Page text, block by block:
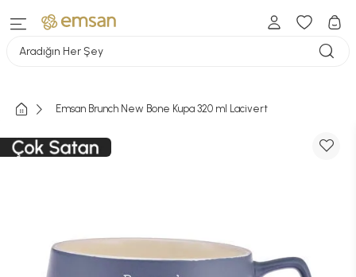
Aradığın Her Şey
Emsan Brunch New Bone Kupa 320 ml Lacivert